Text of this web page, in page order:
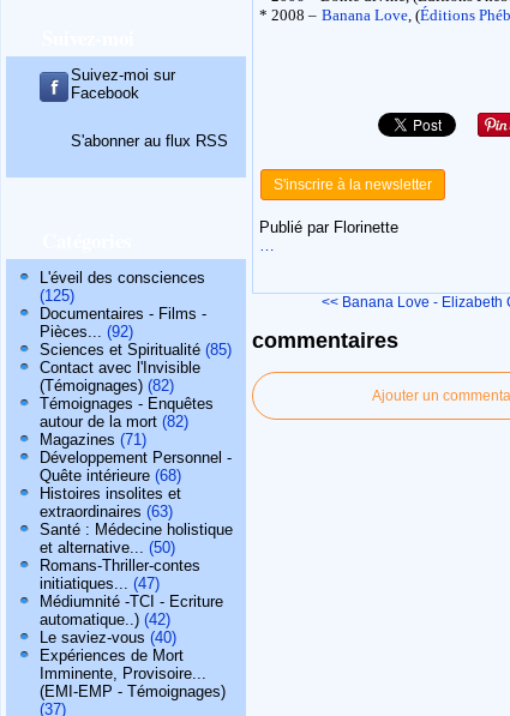
Suivez-moi sur
Facebook
S'abonner au flux RSS
L'éveil des consciences
(125)
Documentaires - Films -
Pièces... (92)
Sciences et Spiritualité (85)
Contact avec l'Invisible
(Témoignages) (82)
Témoignages - Enquêtes
autour de la mort (82)
Magazines (71)
Développement Personnel -
Quête intérieure (68)
Histoires insolites et
extraordinaires (63)
Santé : Médecine holistique
et alternative... (50)
Romans-Thriller-contes
initiatiques... (47)
Médiumnité -TCI - Ecriture
automatique..) (42)
Le saviez-vous (40)
Expériences de Mort
Imminente, Provisoire...
(EMI-EMP - Témoignages)
(37)
* 2008 – Banana Love, (Éditions
S'inscrire à la newsletter
Publié par Florinette
…
<< Banana Love - Elizabeth
commentaires
Ajouter un